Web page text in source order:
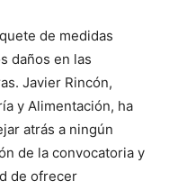
de medidas
daños en las
Javier Rincón,
y Alimentación, ha
atrás a ningún
de la convocatoria y
de ofrecer